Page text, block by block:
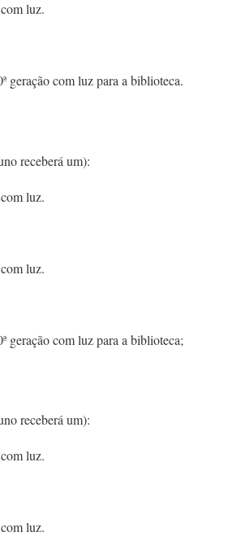
luz.
geração com luz para a biblioteca.
receberá um):
luz.
luz.
geração com luz para a biblioteca;
receberá um):
luz.
luz.